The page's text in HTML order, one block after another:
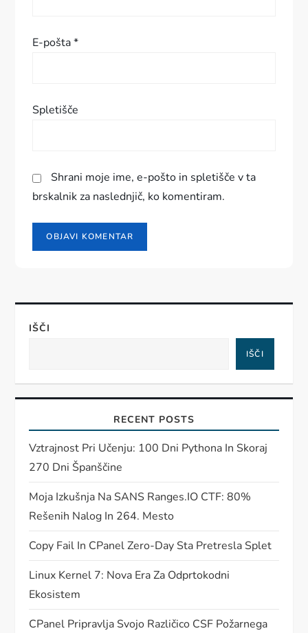
e
k
E-pošta*
Spletišče
Shrani moje ime, e-pošto in spletišče v ta
brskalnik za naslednjič, ko komentiram.
IŠČI
IŠČI
RECENT POSTS
Vztrajnost Pri Učenju: 100 Dni Pythona In Skoraj
270 Dni Španščine
Moja Izkušnja Na SANS Ranges.IO CTF: 80%
Rešenih Nalog In 264. Mesto
Copy Fail In CPanel Zero-Day Sta Pretresla Splet
Linux Kernel 7: Nova Era Za Odprtokodni
Ekosistem
CPanel Pripravlja Svojo Različico CSF Požarnega